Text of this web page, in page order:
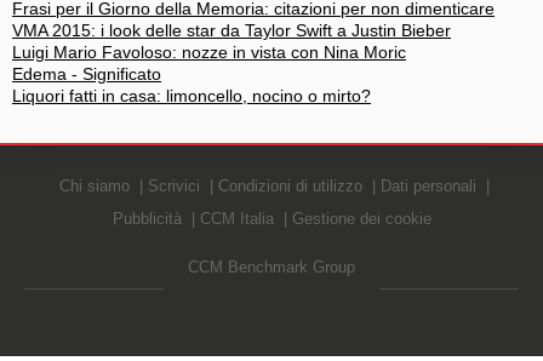
Frasi per il Giorno della Memoria: citazioni per non dimenticare
VMA 2015: i look delle star da Taylor Swift a Justin Bieber
Luigi Mario Favoloso: nozze in vista con Nina Moric
Edema - Significato
Liquori fatti in casa: limoncello, nocino o mirto?
Chi siamo Scrivici Condizioni di utilizzo
Dati personali
Pubblicità
CCM Italia Gestione dei cookie
CCM Benchmark Group